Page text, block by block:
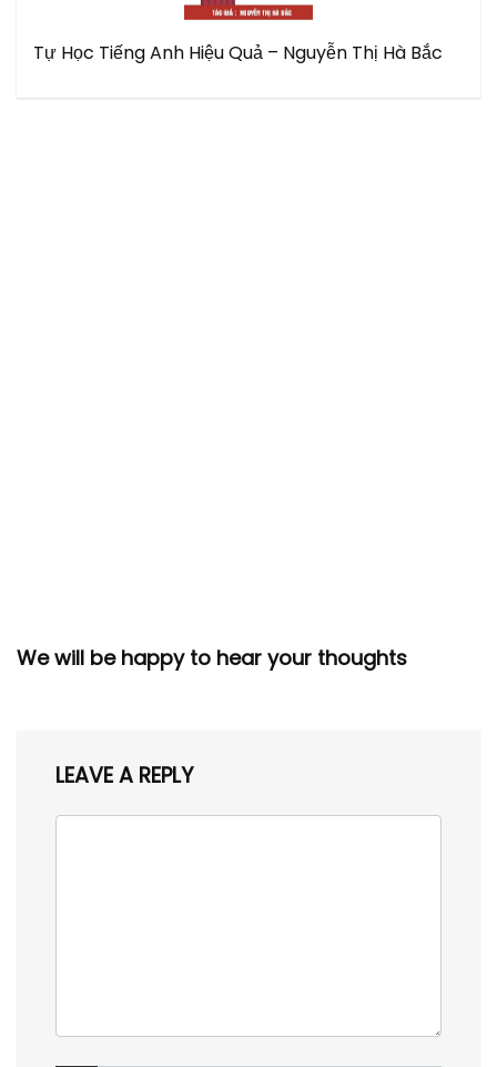
Tự Học Tiếng Anh Hiệu Quả – Nguyễn Thị Hà Bắc
We will be happy to hear your thoughts
LEAVE A REPLY